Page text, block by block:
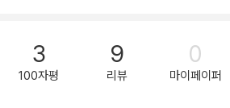
어린 자녀의 하원 시간에 맞추어 매일 오후
B가 있다. 당신이 고용주라면 어떤 사람을
승진시킨다면? 두 자녀의 엄마로서 일과 돌
3
100자평
9
리뷰
0
마이페이퍼